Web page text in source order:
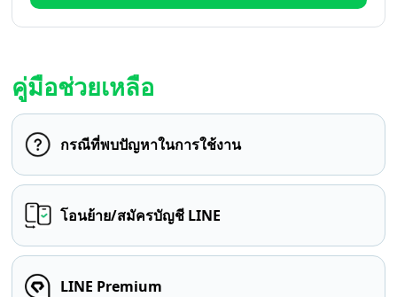
คู่มือช่วยเหลือ
กรณีที่พบปัญหาในการใช้งาน
โอนย้าย/สมัครบัญชี LINE
LINE Premium